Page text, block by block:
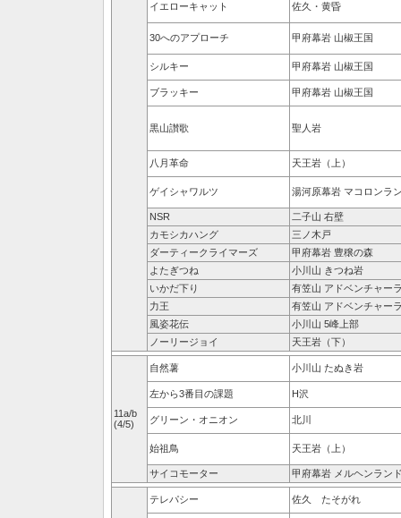
イエローキャット 佐久・黄昏
30へのアプローチ 甲府幕岩 山椒王国
シルキー 甲府幕岩 山椒王国
ブラッキー 甲府幕岩 山椒王国
黒山讃歌 聖人岩
八月革命 天王岩（上）
ゲイシャワルツ 湯河原幕岩 マコロンラ
NSR
二子山 右壁
カモシカハング
三ノ木戸
ダーティークライマーズ
甲府幕岩 豊穣の森
よたぎつね
小川山 きつね岩
いかだ下り
有笠山 アドベンチャー
力王
有笠山 アドベンチャー
風姿花伝
小川山 5峰上部
ノーリージョイ
天王岩（下）
11a/b
(4/5)
自然薯 小川山 たぬき岩
左から3番目の課題 H沢
グリーン・オニオン 北川
始祖鳥 天王岩（上）
サイコモーター 甲府幕岩 メルヘンラン
テレパシー 佐久 たそがれ